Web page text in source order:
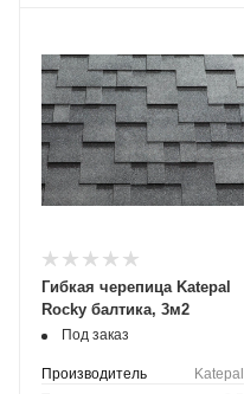
Гибкая черепица Katepal
Rocky балтика, 3м2
Под заказ
Производитель
Katepal